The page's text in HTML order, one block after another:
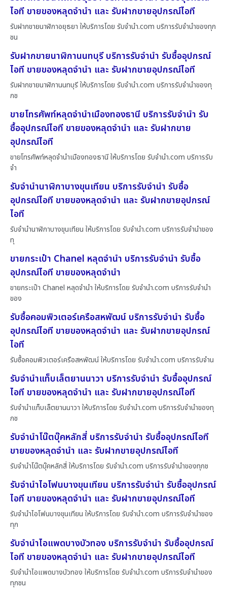
ไอที ขายของหลุดจำนำ และ รับฝากขายอุปกรณ์ไอที
รับฝากขายนาฬิกาอยุธยา ให้บริการโดย รับจํานํา.com บริการรับจำนำของทุก
ชน
รับฝากขายนาฬิกานนทบุรี บริการรับจำนำ รับซื้ออุปกรณ์
ไอที ขายของหลุดจำนำ และ รับฝากขายอุปกรณ์ไอที
รับฝากขายนาฬิกานนทบุรี ให้บริการโดย รับจํานํา.com บริการรับจำนำของทุ
กช
ขายโทรศัพท์หลุดจำนำเมืองทองธานี บริการรับจำนำ รับ
ซื้ออุปกรณ์ไอที ขายของหลุดจำนำ และ รับฝากขาย
อุปกรณ์ไอที
ขายโทรศัพท์หลุดจำนำเมืองทองธานี ให้บริการโดย รับจํานํา.com บริการรับ
จำ
รับจำนำนาฬิกาบางขุนเทียน บริการรับจำนำ รับซื้อ
อุปกรณ์ไอที ขายของหลุดจำนำ และ รับฝากขายอุปกรณ์
ไอที
รับจำนำนาฬิกาบางขุนเทียน ให้บริการโดย รับจํานํา.com บริการรับจำนำของ
ทุ
ขายกระเป๋า Chanel หลุดจำนำ บริการรับจำนำ รับซื้อ
อุปกรณ์ไอที ขายของหลุดจำนำ
ขายกระเป๋า Chanel หลุดจำนำ ให้บริการโดย รับจํานํา.com บริการรับจำนำ
ของ
รับซื้อคอมพิวเตอร์เครือสหพัฒน์ บริการรับจำนำ รับซื้อ
อุปกรณ์ไอที ขายของหลุดจำนำ และ รับฝากขายอุปกรณ์
ไอที
รับซื้อคอมพิวเตอร์เครือสหพัฒน์ ให้บริการโดย รับจํานํา.com บริการรับจำน
รับจำนำแท็บเล็ตยานนาวา บริการรับจำนำ รับซื้ออุปกรณ์
ไอที ขายของหลุดจำนำ และ รับฝากขายอุปกรณ์ไอที
รับจำนำแท็บเล็ตยานนาวา ให้บริการโดย รับจํานํา.com บริการรับจำนำของทุ
กช
รับจำนำโน๊ตบุ๊คหลักสี่ บริการรับจำนำ รับซื้ออุปกรณ์ไอที
ขายของหลุดจำนำ และ รับฝากขายอุปกรณ์ไอที
รับจำนำโน๊ตบุ๊คหลักสี่ ให้บริการโดย รับจํานํา.com บริการรับจำนำของทุกช
รับจำนำไอโฟนบางขุนเทียน บริการรับจำนำ รับซื้ออุปกรณ์
ไอที ขายของหลุดจำนำ และ รับฝากขายอุปกรณ์ไอที
รับจำนำไอโฟนบางขุนเทียน ให้บริการโดย รับจํานํา.com บริการรับจำนำของ
ทุก
รับจำนำไอแพดบางบัวทอง บริการรับจำนำ รับซื้ออุปกรณ์
ไอที ขายของหลุดจำนำ และ รับฝากขายอุปกรณ์ไอที
รับจำนำไอแพดบางบัวทอง ให้บริการโดย รับจํานํา.com บริการรับจำนำของ
ทุกชน